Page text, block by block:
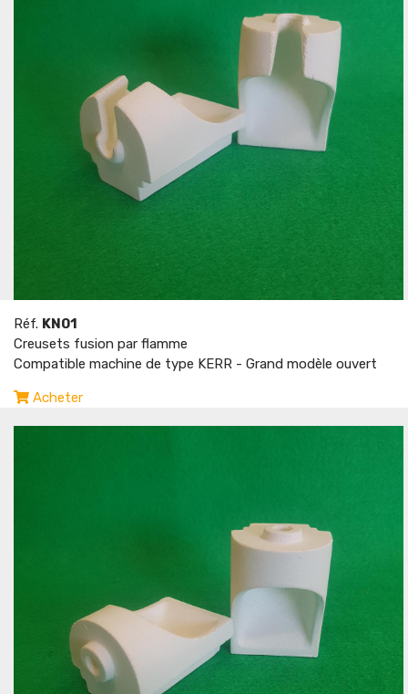
Réf. KN01
Creusets fusion par flamme
Compatible machine de type KERR - Grand modèle ouvert
Acheter